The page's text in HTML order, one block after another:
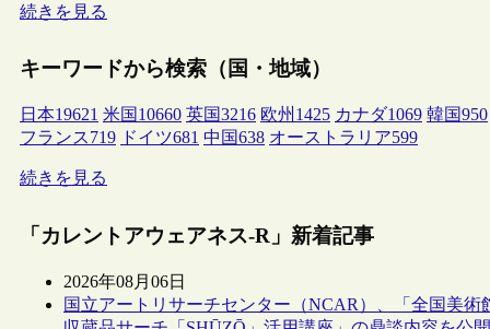
続きを見る
キーワードから検索（国・地域）
日本19621 米国 10660 英国3216 欧州 1425 カナダ1069 韓国950
フランス719 ドイツ681 中国638 オーストラリア599
続きを見る
「カレントアウェアネス-R」新着記事
2026年08月06日
国立アートリサーチセンター（NCAR）、「全国美術